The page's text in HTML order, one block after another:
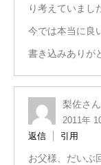
り考えていまし
今では本当に良
書き込みありが
梨佐さん
2011年
返信
引用
お父様、だいぶ